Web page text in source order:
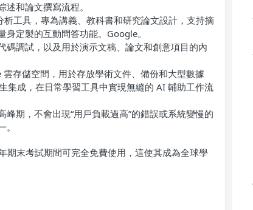
和論文撰寫流程。
析工具，專為講義、教科書和研究論文設計，支持摘
定製的互動問答功能。Google。
碼調試，以及用於演示文稿、論文和創意項目的內
雲存儲空間，用於存放學術文件、備份和大型數據
集成，在日常學習工具中實現無縫的 AI 輔助工作流
峰期，不會出現“用戶負載過高”的錯誤或系統變慢的
末考試期間可完全免費使用，這使其成為全球學